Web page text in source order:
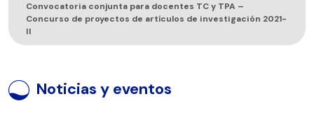
Convocatoria conjunta para docentes TC y TPA –
Concurso de proyectos de artículos de investigación 2021-
II
Noticias y eventos